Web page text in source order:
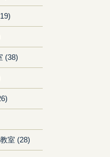
(38)
室 (28)